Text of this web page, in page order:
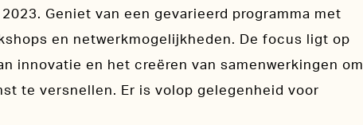
Geniet van een gevarieerd programma met
en netwerkmogelijkheden. De focus ligt op
innovatie en het creëren van samenwerkingen om
te versnellen. Er is volop gelegenheid voor